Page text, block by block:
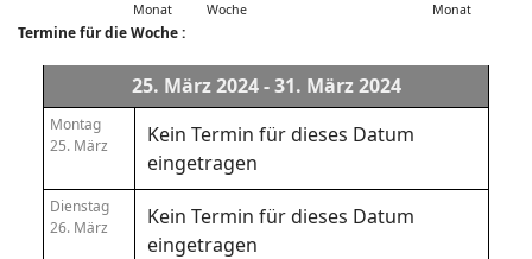
Monat
Woche
Monat
Termine für die Woche :
25. März 2024 - 31. März 2024
Montag
25. März
Kein Termin für dieses Datum
eingetragen
Dienstag
26. März
Kein Termin für dieses Datum
eingetragen